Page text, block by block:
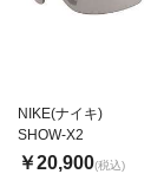
NIKE(ナイキ)
SHOW-X2
￥20,900(税込)